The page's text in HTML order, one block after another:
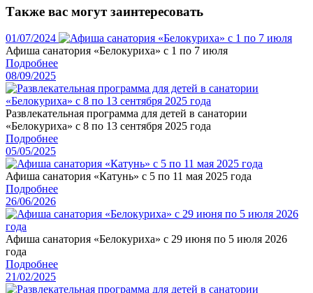
Также вас могут заинтересовать
01/07/2024
Афиша санатория «Белокуриха» с 1 по 7 июля
Подробнее
08/09/2025
Развлекательная программа для детей в санатории
«Белокуриха» с 8 по 13 сентября 2025 года
Подробнее
05/05/2025
Афиша санатория «Катунь» с 5 по 11 мая 2025 года
Подробнее
26/06/2026
Афиша санатория «Белокуриха» с 29 июня по 5 июля 2026
года
Подробнее
21/02/2025